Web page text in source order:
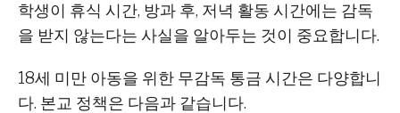
학생이 휴식 시간, 방과 후, 저녁 활동 시간에는 감독
을 받지 않는다는 사실을 알아두는 것이 중요합니다.
18세 미만 아동을 위한 무감독 통금 시간은 다양합니
다. 본교 정책은 다음과 같습니다.